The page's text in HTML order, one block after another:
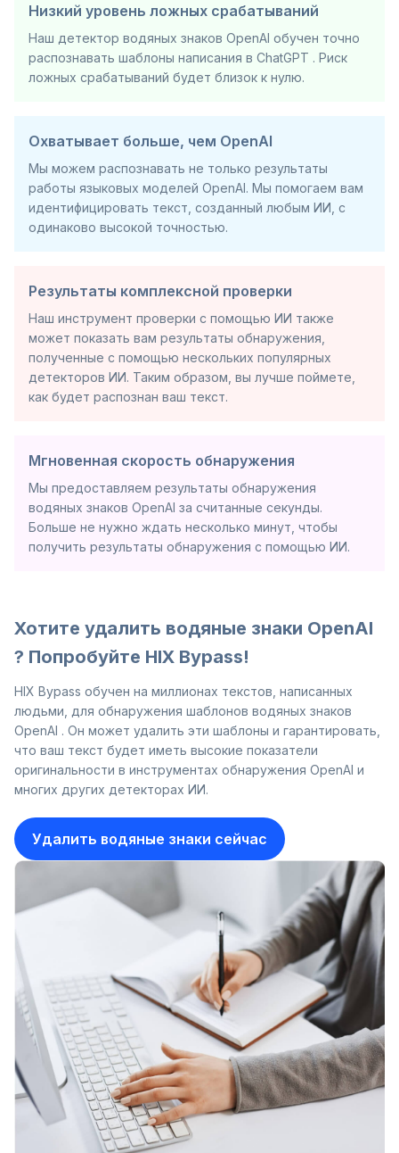
Низкий уровень ложных срабатываний
Наш детектор водяных знаков OpenAI обучен точно
распознавать шаблоны написания в ChatGPT . Риск
ложных срабатываний будет близок к нулю.
Охватывает больше, чем OpenAI
Мы можем распознавать не только результаты
работы языковых моделей OpenAI. Мы помогаем вам
идентифицировать текст, созданный любым ИИ, с
одинаково высокой точностью.
Результаты комплексной проверки
Наш инструмент проверки с помощью ИИ также
может показать вам результаты обнаружения,
полученные с помощью нескольких популярных
детекторов ИИ. Таким образом, вы лучше поймете,
как будет распознан ваш текст.
Мгновенная скорость обнаружения
Мы предоставляем результаты обнаружения
водяных знаков OpenAI за считанные секунды.
Больше не нужно ждать несколько минут, чтобы
получить результаты обнаружения с помощью ИИ.
Хотите удалить водяные знаки OpenAI
? Попробуйте HIX Bypass!
HIX Bypass обучен на миллионах текстов, написанных
людьми, для обнаружения шаблонов водяных знаков
OpenAI . Он может удалить эти шаблоны и гарантировать,
что ваш текст будет иметь высокие показатели
оригинальности в инструментах обнаружения OpenAI и
многих других детекторах ИИ.
Удалить водяные знаки сейчас